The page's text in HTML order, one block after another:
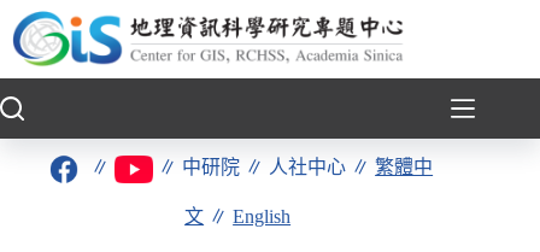
至
要
∥ ∥ 中研院 ∥ 人社中心 ∥繁體中
文 ∥English